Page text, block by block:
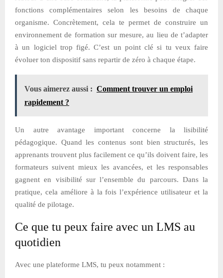
fonctions complémentaires selon les besoins de chaque
organisme. Concrètement, cela te permet de construire un
environnement de formation sur mesure, au lieu de t’adapter
à un logiciel trop figé. C’est un point clé si tu veux faire
évoluer ton dispositif sans repartir de zéro à chaque étape.
Vous aimerez aussi : Comment trouver un emploi
rapidement ?
Un autre avantage important concerne la lisibilité
pédagogique. Quand les contenus sont bien structurés, les
apprenants trouvent plus facilement ce qu’ils doivent faire, les
formateurs suivent mieux les avancées, et les responsables
gagnent en visibilité sur l’ensemble du parcours. Dans la
pratique, cela améliore à la fois l’expérience utilisateur et la
qualité de pilotage.
Ce que tu peux faire avec un LMS au
quotidien
Avec une plateforme LMS, tu peux notamment :